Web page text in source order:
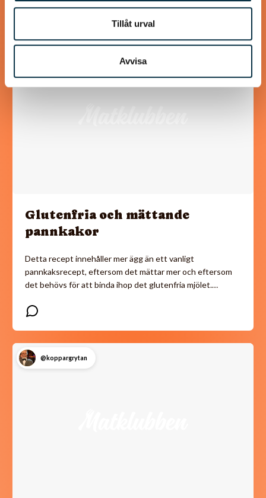
Tillåt urval
Avvisa
Glutenfria och mättande
pannkakor
Detta recept innehåller mer ägg än ett vanligt
pannkaksrecept, eftersom det mättar mer och eftersom
det behövs för att binda ihop det glutenfria mjölet.…
@koppargrytan